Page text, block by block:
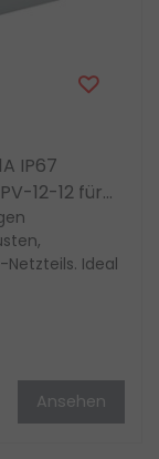
IP67
12-12 für
Netzteils. Ideal
Ansehen